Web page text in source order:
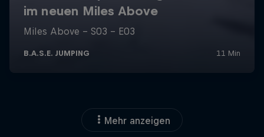
Mehr anzeigen